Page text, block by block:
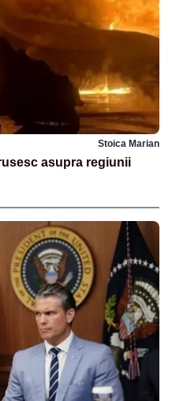
Stoica Marian
asupra regiunii